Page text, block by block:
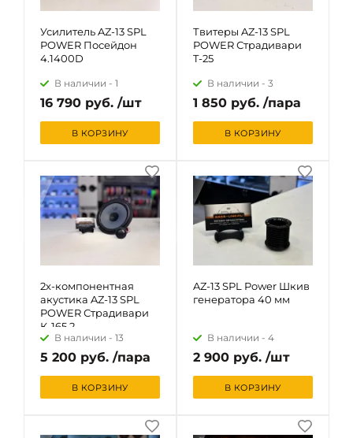
Усилитель AZ-13 SPL
POWER Посейдон
4.1400D
В наличии - 1
16 790 руб. /шт
В КОРЗИНУ
Твитеры AZ-13 SPL
POWER Страдивари
T-25
В наличии - 3
1 850 руб. /пара
В КОРЗИНУ
2х-компонентная
акустика AZ-13 SPL
POWER Страдивари
К-165.2
В наличии - 13
5 200 руб. /пара
В КОРЗИНУ
AZ-13 SPL Power Шкив
генератора 40 мм
В наличии - 4
2 900 руб. /шт
В КОРЗИНУ